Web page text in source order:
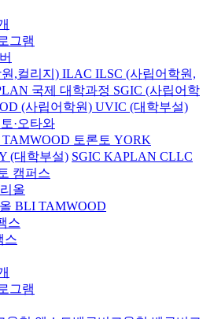
그램
,컬리지) ILAC ILSC (사립어학원,
국제 대학과정 SGIC (사립어학
(사립어학원) UVIC (대학부설)
·오타와
TAMWOOD 토론토 YORK
(대학부설) SGIC KAPLAN CLLC
캠퍼스
올
BLI TAMWOOD
스
스
그램